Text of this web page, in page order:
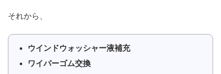
それから、
ウインドウォッシャー液補充
ワイパーゴム交換